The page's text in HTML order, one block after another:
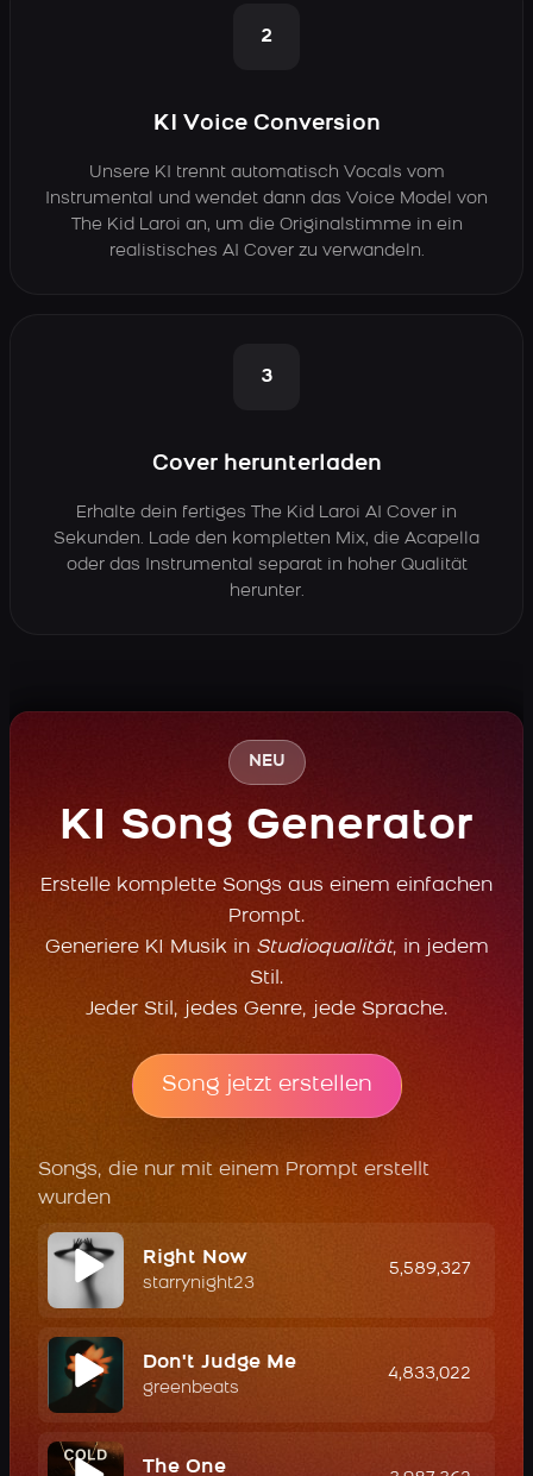
2
KI Voice Conversion
Unsere KI trennt automatisch Vocals vom
Instrumental und wendet dann das Voice Model von
The Kid Laroi an, um die Originalstimme in ein
realistisches AI Cover zu verwandeln.
3
Cover herunterladen
Erhalte dein fertiges The Kid Laroi AI Cover in
Sekunden. Lade den kompletten Mix, die Acapella
oder das Instrumental separat in hoher Qualität
herunter.
NEU
KI Song Generator
Erstelle komplette Songs aus einem einfachen
Prompt.
Generiere KI Musik in Studioqualität, in jedem
Stil.
Jeder Stil, jedes Genre, jede Sprache.
Song jetzt erstellen
Songs, die nur mit einem Prompt erstellt
wurden
Right Now
starrynight23
5,589,327
Don't Judge Me
greenbeats
4,833,022
The One